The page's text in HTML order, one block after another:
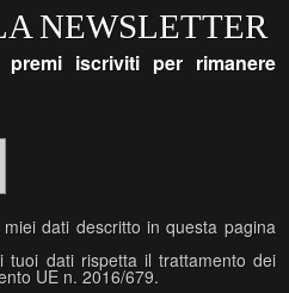
NEWSLETTER
iscriviti per rimanere
dati descritto in questa pagina
tuoi dati rispetta il trattamento dei
UE n. 2016/679.